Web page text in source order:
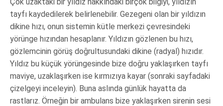
tayfı kaydedilerek belirlenebilir. Gezegeni olan bir yıldızın
dikine hızı, onun sistemin kütle merkezi çevresindeki
yörünge hızından hesaplanır. Yıldızın gözlenen bu hızı,
gözlemcinin görüş doğrultusundaki dikine (radyal) hızıdır.
Yıldız bu küçük yörüngesinde bize doğru yaklaşırken tayfı
maviye, uzaklaşırken ise kırmızıya kayar (sonraki sayfadaki
çizelgeyi inceleyin). Buna aslında günlük hayatta da
rastlarız. Örneğin bir ambulans bize yaklaşırken sirenin sesi